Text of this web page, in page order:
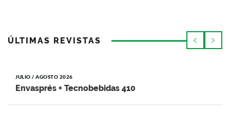
ÚLTIMAS REVISTAS
JULIO / AGOSTO 2026
Envasprés + Tecnobebidas 410